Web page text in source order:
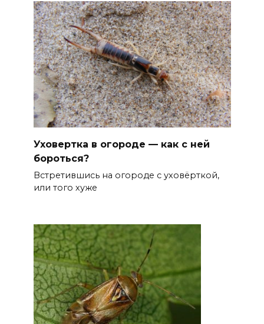
Уховертка в огороде — как с ней
бороться?
Встретившись на огороде с уховёрткой,
или того хуже